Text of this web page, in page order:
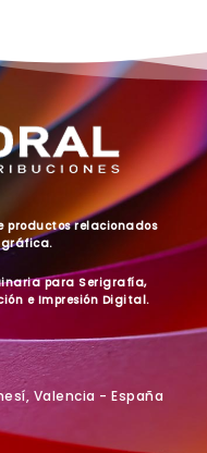
productos relacionados
para Serigrafía,
e Impresión Digital.
Valencia - España